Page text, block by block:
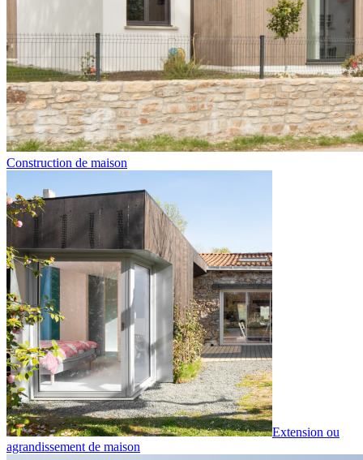
Construction de maison
Extension ou
agrandissement de maison